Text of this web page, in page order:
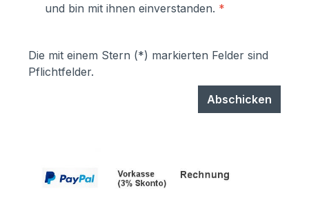
und bin mit ihnen einverstanden. *
Die mit einem Stern (*) markierten Felder sind
Pflichtfelder.
Abschicken